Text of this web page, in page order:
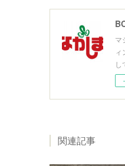
マ
し
関連記事